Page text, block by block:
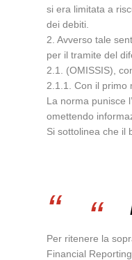
si era limitata a
dei debiti.
2. Avverso tale
per il tramite del
2.1. (OMISSIS),
2.1.1. Con il primo
La norma punisce
omettendo
Si sottolinea che il
Per ritenere la
Financial